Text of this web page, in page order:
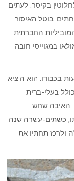
בקיסר. לעתים
בוטל האיסור
החברתית
במגוייסי חובה
בכבודו. הוא הוציא
בעלי-ברית
האיבה שחש
כשתים-עשרה שנה
ולרכז תחתיו את